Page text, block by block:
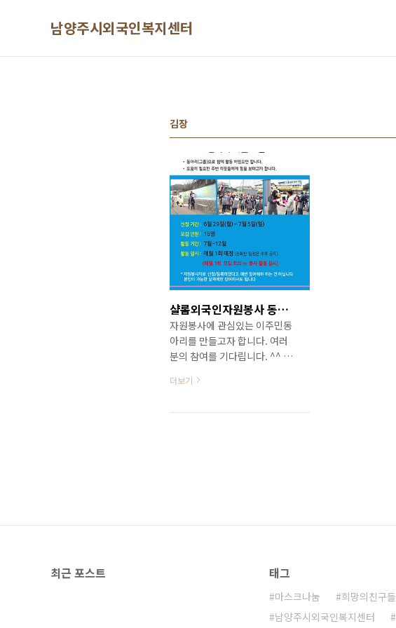
남양주시외국인복지센터
김장
샬롬외국인자원봉사 동아리회원을 모집합니다.
자원봉사에 관심있는 이주민동
아리를 만들고자 합니다. 여러
분의 참여를 기다립니다. ^^ 신
일(일) 모집 인원 : 15명 활동 기
1회 예정 (정확한 일정은 추후
벽지) / 어르신 가정 연탄 전달 /
더보기
최근 포스트 태그
마스크나눔 희망의친구들
남양주시외국인복지센터